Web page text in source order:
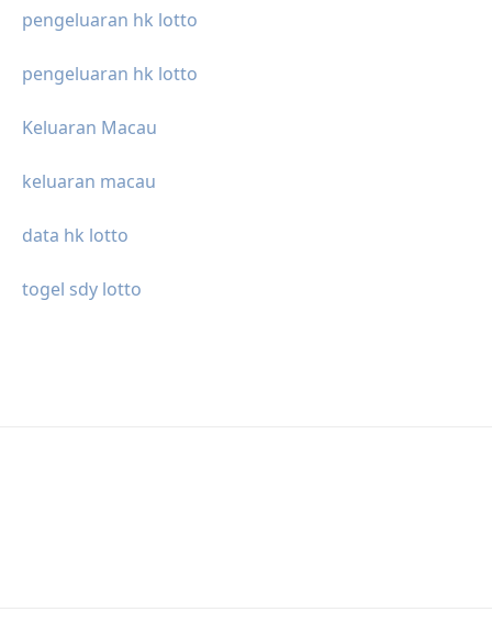
pengeluaran hk lotto
pengeluaran hk lotto
Keluaran Macau
keluaran macau
data hk lotto
togel sdy lotto